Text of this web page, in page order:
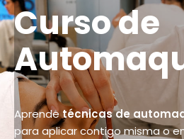
Curso de
Aprendetécnicas de
para aplicar contigo misma o